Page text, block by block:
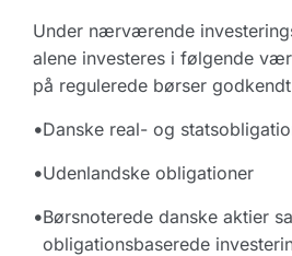
Under nærværende
alene investeres i følgende
på regulerede børser
•Danske real- og
•Udenlandske obligationer
•Børsnoterede danske aktier
obligationsbaserede